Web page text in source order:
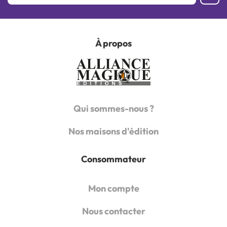
À propos
Qui sommes-nous ?
Nos maisons d'édition
Consommateur
Mon compte
Nous contacter